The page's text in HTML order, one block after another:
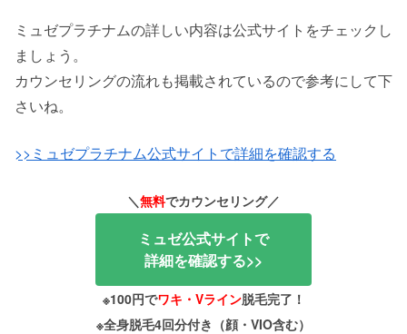
ミュゼプラチナムの詳しい内容は公式サイトをチェックし
ましょう。
カウンセリングの流れも掲載されているので参考にして下
さいね。
>>ミュゼプラチナム公式サイトで詳細を確認する
＼無料でカウンセリング／
ミュゼ公式サイトで
詳細を確認する>>
※100円でワキ・Vライン脱毛完了！
※全身脱毛4回分付き（顔・VIO含む）